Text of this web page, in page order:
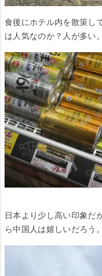
食後にホテル内を散策し
は人気なのか？人が多い。
日本より少し高い印象だ
ら中国人は嬉しいだろう。